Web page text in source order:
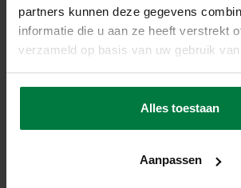
partners kunnen deze gegevens
informatie die u aan ze heeft verstrekt
verzameld op basis van uw gebruik
Alles toestaan
Aanpassen
-29%
vloerkleed